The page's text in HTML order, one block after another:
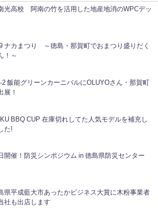
光高校 阿南の竹を活用した地産地消のWPCデッ
ナカまつり ～徳島・那賀町でおまつり盛りだく
！～
2 飯能グリーンカーニバルにOLUYOさん・那賀町
展！
BBQ CUP 在庫切れしてた人気モデルを補充し
た!
開催！防災シンポジウム in 徳島県防災センター
県平成藍大市あったかビジネス大賞に木粉事業者
社も出店します